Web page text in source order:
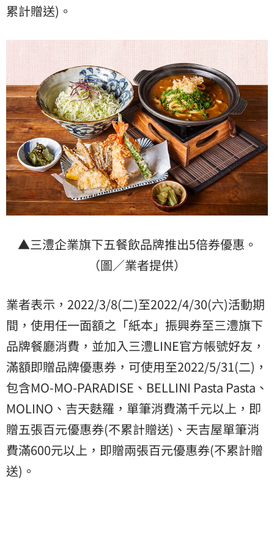
累計贈送)。
▲三澧企業旗下五餐飲品牌推出5倍券優惠。
（圖／業者提供）
業者表示，2022/3/8(二)至2022/4/30(六)活動期
間，使用任一面額之「紙本」振興券至三澧旗下
品牌餐廳消費，並加入三澧LINE官方帳號好友，
滿額即贈品牌優惠券，可使用至2022/5/31(二)，
包含MO-MO-PARADISE、BELLINI Pasta Pasta、
MOLINO、吉天麩羅，單筆消費滿千元以上，即
贈五張百元優惠券(不累計贈送)、天吉屋單筆消
費滿600元以上，即贈兩張百元優惠券(不累計贈
送)。